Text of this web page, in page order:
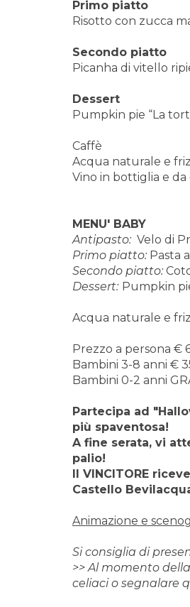
Primo piatto
Risotto con zucca
Secondo piatto
Picanha di vitello
Dessert
Pumpkin pie “La
Caffè
Acqua naturale e
Vino in bottiglia e da
MENU' BABY
Antipasto: Velo di
Primo piatto: Pasta
Secondo piatto:
Dessert: Pumpkin
Acqua naturale e
Prezzo a persona €
Bambini 3-8 anni €
Bambini 0-2 anni
Partecipa ad
più spaventosa!
A fine serata, vi
palio!
Il VINCITORE
Castello
Animazione e
Si consiglia di
>> Al momento
celiaci o segnalare